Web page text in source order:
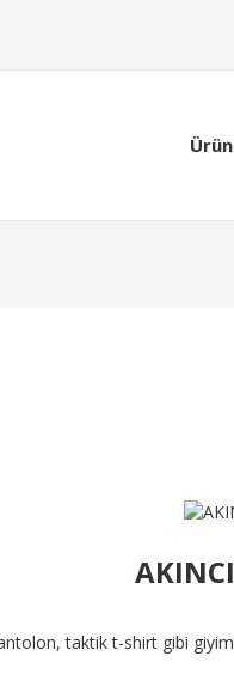
taktik t-shirt gibi